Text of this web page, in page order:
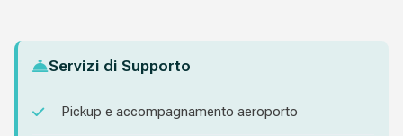
Servizi di Supporto
Pickup e accompagnamento aeroporto